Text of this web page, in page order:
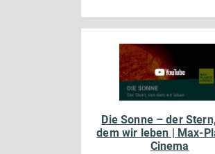
Die Sonne – der
dem wir leben | Max-
Cinema